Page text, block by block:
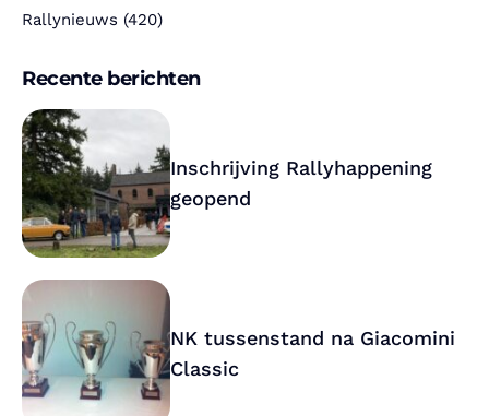
Rallynieuws (420)
Recente berichten
Inschrijving Rallyhappening
geopend
NK tussenstand na Giacomini
Classic